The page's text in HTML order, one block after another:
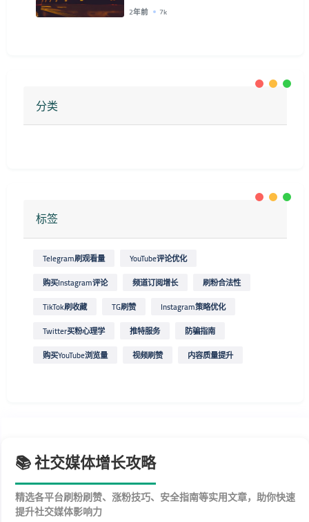
2年前 7k
分类
标签
Telegram刷观看量
YouTube评论优化
购买Instagram评论
频道订阅增长
刷粉合法性
TikTok刷收藏
TG刷赞
Instagram策略优化
Twitter买粉心理学
推特服务
防骗指南
购买YouTube浏览量
视频刷赞 内容质量提升
📚 社交媒体增长攻略
精选各平台刷粉刷赞、涨粉技巧、安全指南等实用文章，助你快速
提升社交媒体影响力